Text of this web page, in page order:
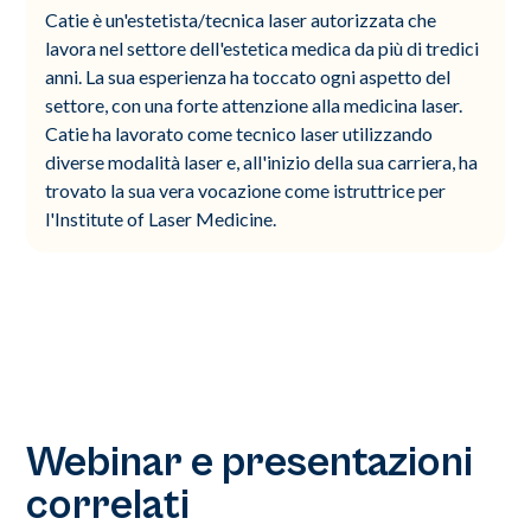
Catie è un'estetista/tecnica laser autorizzata che
lavora nel settore dell'estetica medica da più di tredici
anni. La sua esperienza ha toccato ogni aspetto del
settore, con una forte attenzione alla medicina laser.
Catie ha lavorato come tecnico laser utilizzando
diverse modalità laser e, all'inizio della sua carriera, ha
trovato la sua vera vocazione come istruttrice per
l'Institute of Laser Medicine.
Webinar e presentazioni
correlati